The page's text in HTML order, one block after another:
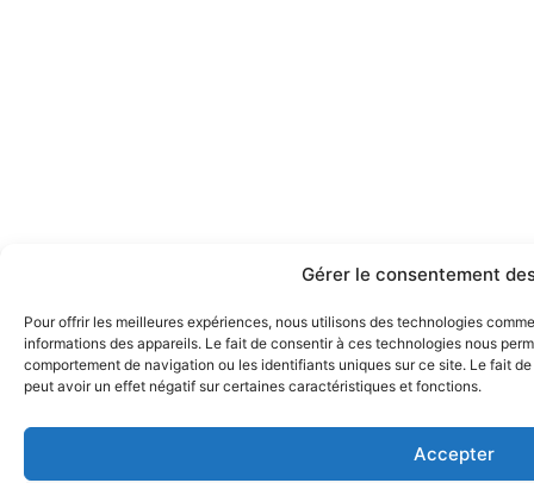
Gérer le consentement
Pour offrir les meilleures expériences, nous utilisons des technologies
informations des appareils. Le fait de consentir à ces technologies nous
comportement de navigation ou les identifiants uniques sur ce site. Le fait
peut avoir un effet négatif sur certaines caractéristiques et fonctions.
Accepter